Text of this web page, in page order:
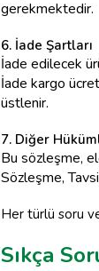
gerekmektedir.
6. İade Şartları
İade edilecek
İade kargo
üstlenir.
7. Diğer
Bu sözleşme,
Sözleşme,
Her türlü soru
Sıkça